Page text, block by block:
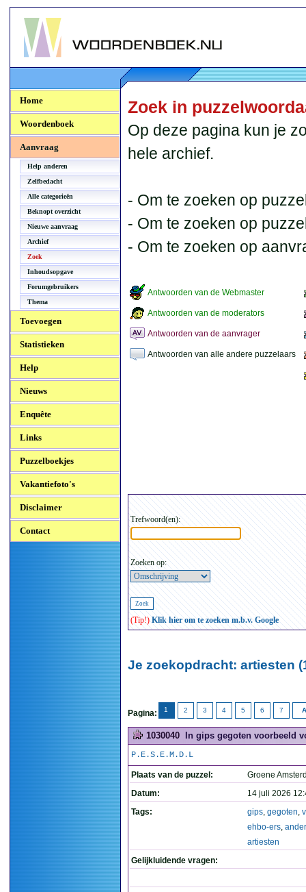
Woordenboek.NU
Home
Woordenboek
Aanvraag
Help anderen
Zelfbedacht
Alle categorieën
Beknopt overzicht
Nieuwe aanvraag
Archief
Zoek
Inhoudsopgave
Forumgebruikers
Thema
Toevoegen
Statistieken
Help
Nieuws
Enquête
Links
Puzzelboekjes
Vakantiefoto's
Disclaimer
Contact
Zoek in
Op deze pagina kun je
hele archief.
- Om te zoeken op
- Om te zoeken op
- Om te zoeken op
Antwoorden van de Webmaster
Antwoorden van de moderators
Antwoorden van de aanvrager
Antwoorden van alle andere puzzelaars
Trefwoord(en):
Zoeken op:
(Tip!) Klik hier om te zoeken m.b.v. Google
Je zoekopdracht: artiesten
Pagina: 1 2 3 4 5 6 7
1030040 In gips gegoten voorbeeld
P.E.S.E.M.D.L
Plaats van de puzzel:
Groene
Datum:
14 juli 2026
Tags:
gips, gegoten,
ehbo-ers,
artiesten
Gelijkluidende vragen: